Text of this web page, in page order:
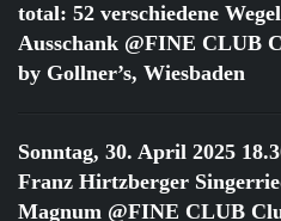
total: 52 verschiedene
Ausschank @FINE CLUB
by Gollner’s, Wiesbaden
Sonntag, 30. April 2025
Franz Hirtzberger
Magnum @FINE CLUB